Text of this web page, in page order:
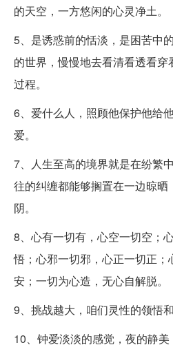
的天空，一方悠闲的心灵净土。
5、是诱惑前的恬淡，是困苦中
的世界，慢慢地去看清看透看
过程。
6、爱什么人，照顾他保护他给
爱。
7、人生至高的境界就是在纷繁
往的纠缠都能够搁置在一边晾
阴。
8、心有一切有，心空一切空；
悟；心邪一切邪，心正一切正
安；一切为心造，无心自解脱。
9、挑战越大，咱们灵性的领悟
10、钟爱淡淡的感觉，夜的静美